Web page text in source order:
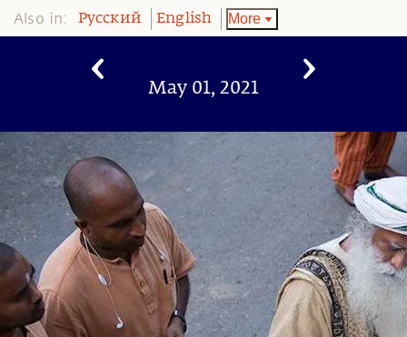
Also in: Pусский English More
May 01, 2021